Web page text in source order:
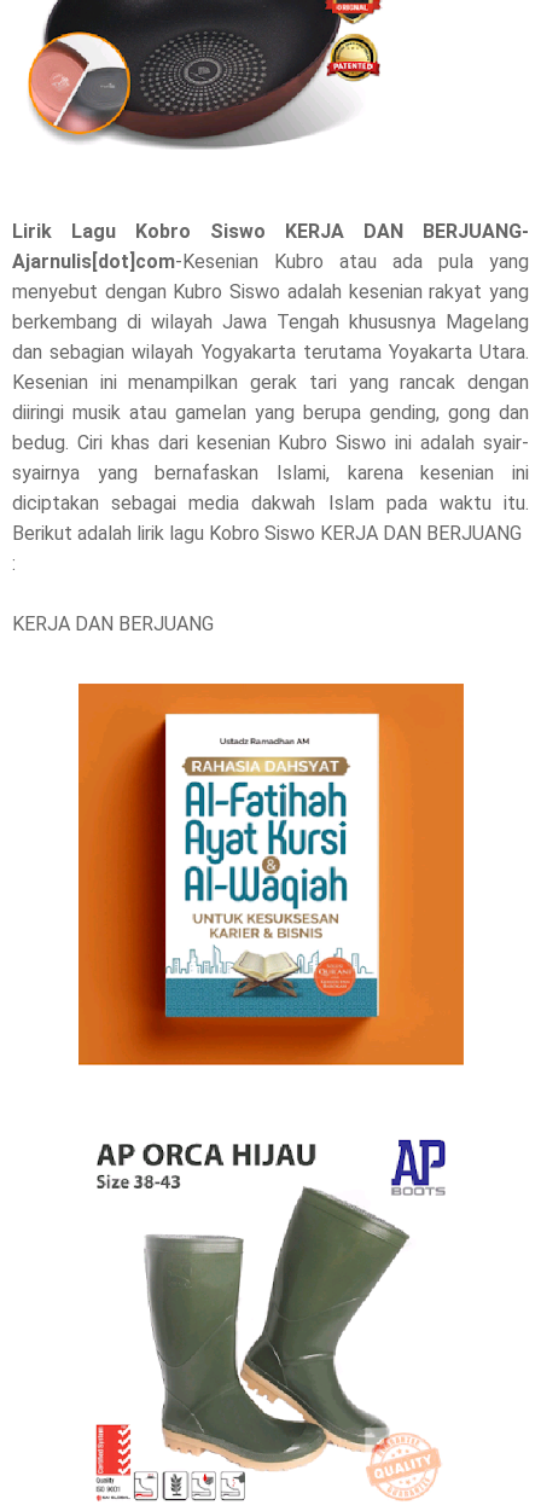
s
s
t
p
l
e
a
e
Lirik Lagu Kobro Siswo KERJA DAN BERJUANG-
Ajarnulis[dot]com-Kesenian Kubro atau ada pula yang
menyebut dengan Kubro Siswo adalah kesenian rakyat yang
berkembang di wilayah Jawa Tengah khususnya Magelang
dan sebagian wilayah Yogyakarta terutama Yoyakarta Utara.
Kesenian ini menampilkan gerak tari yang rancak dengan
diiringi musik atau gamelan yang berupa gending, gong dan
bedug. Ciri khas dari kesenian Kubro Siswo ini adalah syair-
syairnya yang bernafaskan Islami, karena kesenian ini
diciptakan sebagai media dakwah Islam pada waktu itu.
Berikut adalah lirik lagu Kobro Siswo KERJA DAN BERJUANG
:
KERJA DAN BERJUANG